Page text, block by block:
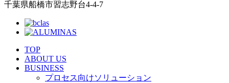
千葉県船橋市習志野台4-4-7
TOP
ABOUT US
BUSINESS
プロセス向けソリューション